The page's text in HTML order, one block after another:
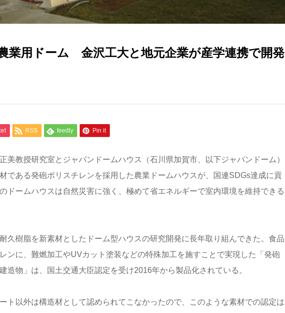
業用ドーム 金沢工大と地元企業が産学連携で開発
RSS feedly Pin it
美教授研究室とジャパンドームハウス（石川県加賀市、以下ジャパンドーム）
である発砲ポリスチレンを採用した農業ドームハウスが、国連SDGs達成に貢
ドームハウスは自然災害に強く、極めて省エネルギーで室内環境を維持できる
久樹脂を新素材としたドーム型ハウスの研究開発に長年取り組んできた。食品
ンに、難燃加工やUVカット塗装などの特殊加工を施すことで実現した「発砲
造物」は、国土交通大臣認定を受け2016年から製品化されている。
ト以外は構造材として認められてこなかったので、このような素材での認定は